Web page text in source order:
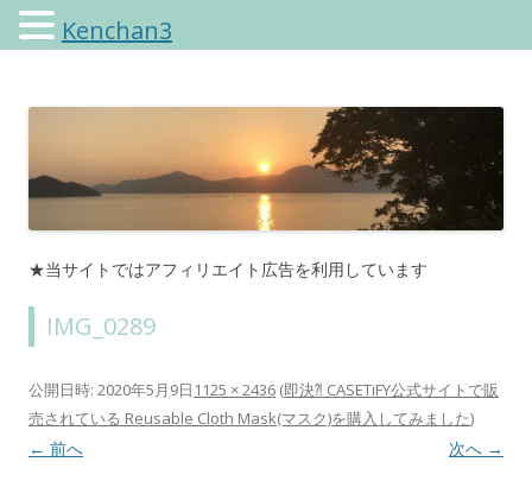
けんちゃんさんのブログ
★当サイトではアフィリエイト広告を利用しています
IMG_0289
公開日時: 2020年5月9日 1125 × 2436 (即決⁈ CASETiFY公式サイトで販
売されている Reusable Cloth Mask(マスク)を購入してみました)
← 前へ 次へ →
Kenchan3